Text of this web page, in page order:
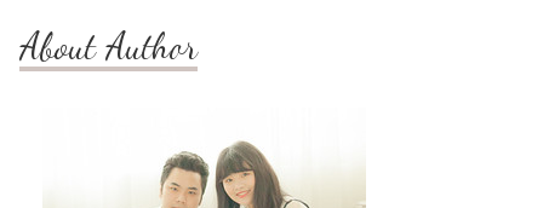
About Author